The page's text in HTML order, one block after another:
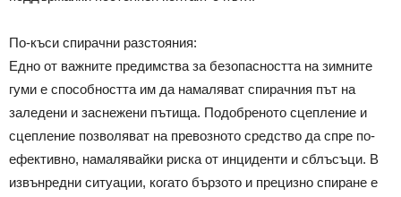
По-къси спирачни разстояния:
Едно от важните предимства за безопасността на зимните
гуми е способността им да намаляват спирачния път на
заледени и заснежени пътища. Подобреното сцепление и
сцепление позволяват на превозното средство да спре по-
ефективно, намалявайки риска от инциденти и сблъсъци. В
извънредни ситуации, когато бързото и прецизно спиране е